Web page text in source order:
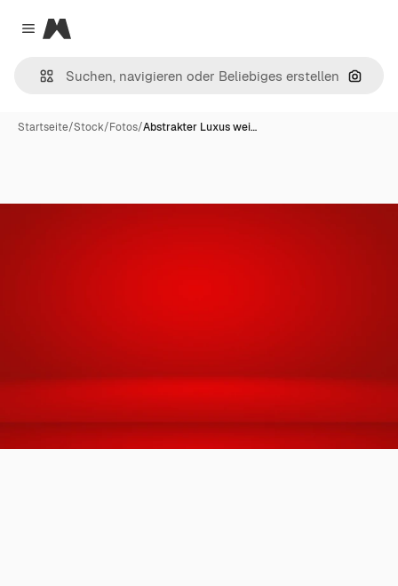
Close menu
Magnific
Nach
Startseite/Stock/Fotos/Abstrakter Luxus wei…